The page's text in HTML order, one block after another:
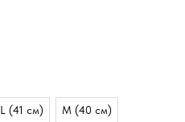
L (41 см) M (40 см)